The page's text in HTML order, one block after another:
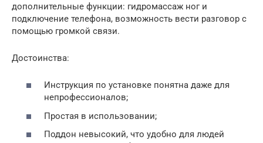
дополнительные функции: гидромассаж ног и
подключение телефона, возможность вести разговор с
помощью громкой связи.
Достоинства:
Инструкция по установке понятна даже для
непрофессионалов;
Простая в использовании;
Поддон невысокий, что удобно для людей